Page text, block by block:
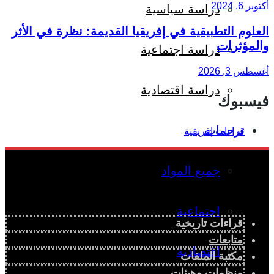
دراسة سياسية
دراسة اجتماعية
دراسة اقتصادية
ترجمات
جميع المواد
اجتماعية
اقتصادية
أكتوبر 6, 2024
العلوم التطبيقية في إفريقيا القديمة: نظرة في الأثر
والمؤثرات
أغسطس 3, 2026
فيسبوك
قراءات تاريخية
متابعات
مكتبة الملفات